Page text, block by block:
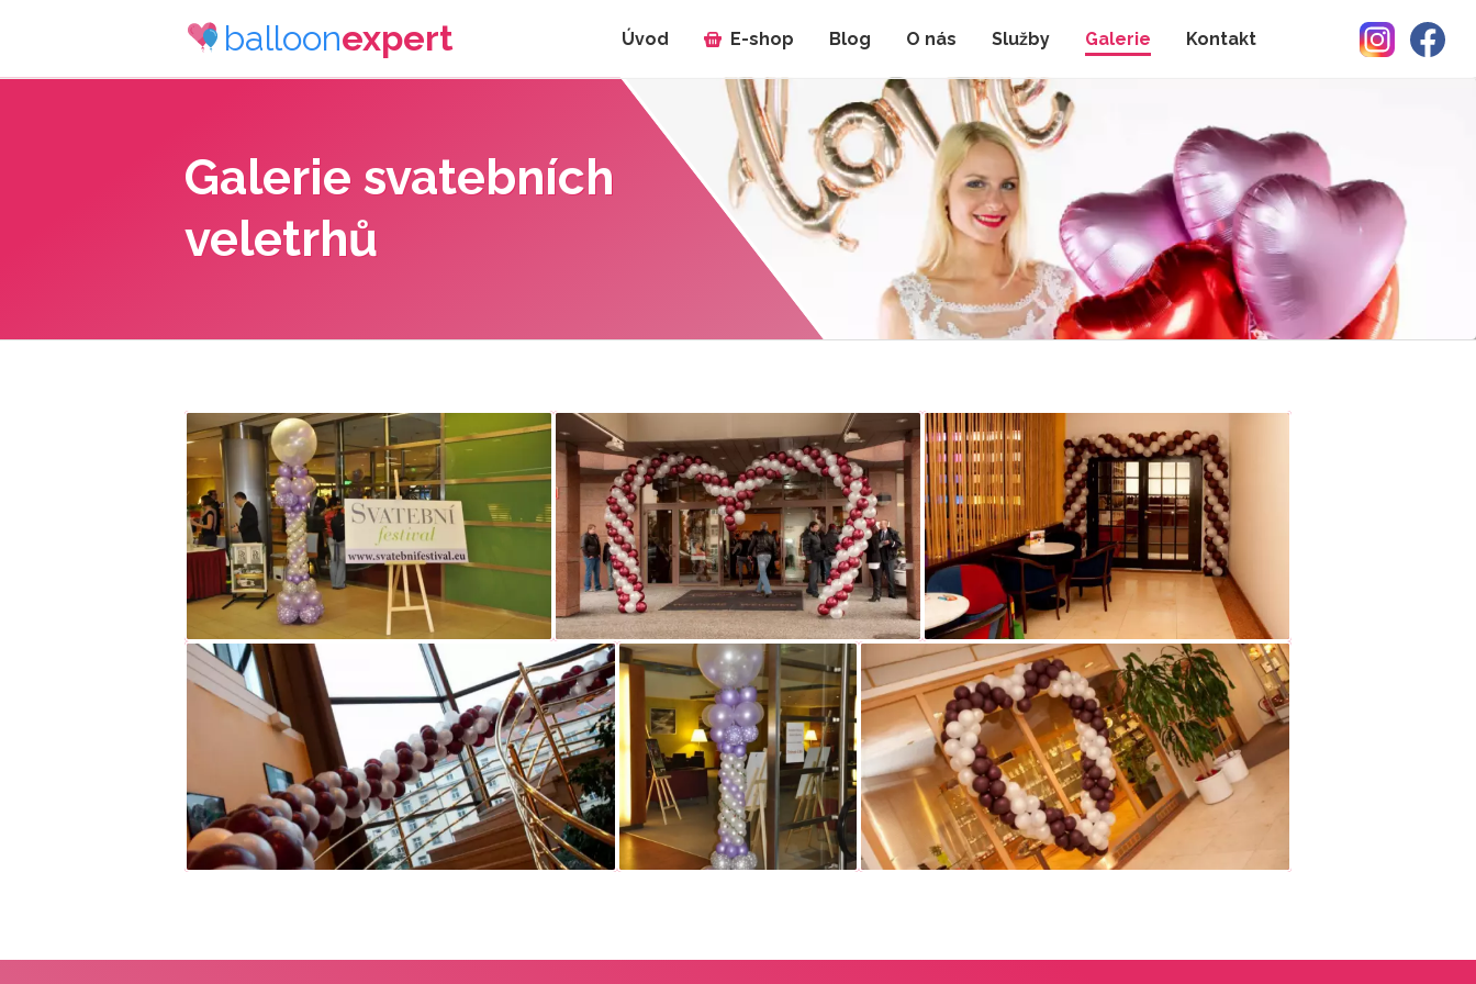
balloonexpert Úvod E-shop Blog O nás Služby Galerie Kontakt
Galerie svatebních
veletrhů